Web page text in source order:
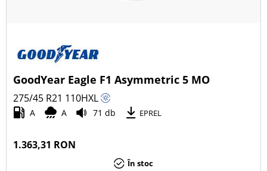
GoodYear Eagle F1 Asymmetric 5 MO
275/45 R21 110HXL
A A 71 db EPREL
1.363,31 RON
În stoc